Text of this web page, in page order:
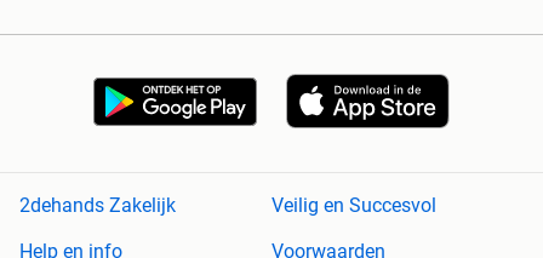
2dehands Zakelijk
Veilig en Succesvol
Help en info
Voorwaarden